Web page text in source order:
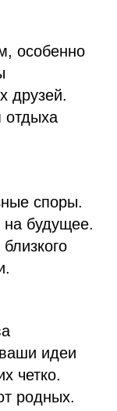
особенно
друзей.
отдыха
споры.
на будущее.
идеи
четко.
родных.